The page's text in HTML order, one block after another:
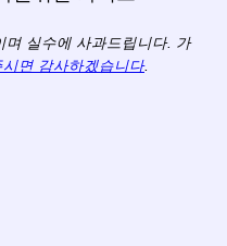
며 실수에 사과드립니다. 가
면 감사하겠습니다.